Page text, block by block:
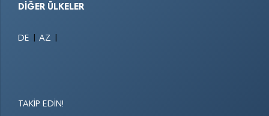
DIĞER ÜLKELER
DE AZ
TAKIP EDIN!